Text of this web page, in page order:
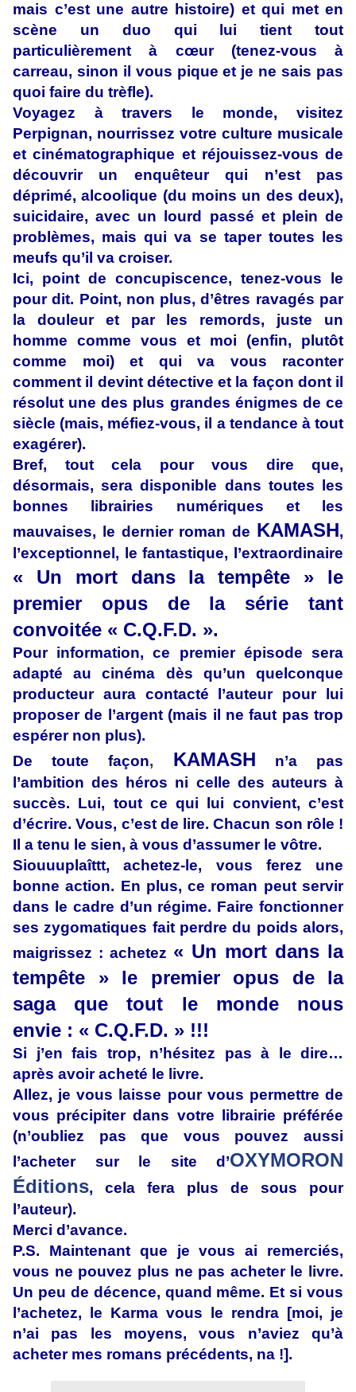
mais c’est une autre histoire) et qui met en
scène un duo qui lui tient tout
particulièrement à cœur (tenez-vous à
carreau, sinon il vous pique et je ne sais pas
quoi faire du trèfle).
Voyagez à travers le monde, visitez
Perpignan, nourrissez votre culture musicale
et cinématographique et réjouissez-vous de
découvrir un enquêteur qui n’est pas
déprimé, alcoolique (du moins un des deux),
suicidaire, avec un lourd passé et plein de
problèmes, mais qui va se taper toutes les
meufs qu’il va croiser.
Ici, point de concupiscence, tenez-vous le
pour dit. Point, non plus, d’êtres ravagés par
la douleur et par les remords, juste un
homme comme vous et moi (enfin, plutôt
comme moi) et qui va vous raconter
comment il devint détective et la façon dont il
résolut une des plus grandes énigmes de ce
siècle (mais, méfiez-vous, il a tendance à tout
exagérer).
Bref, tout cela pour vous dire que,
désormais, sera disponible dans toutes les
bonnes librairies numériques et les
mauvaises, le dernier roman de KAMASH,
l’exceptionnel, le fantastique, l’extraordinaire
« Un mort dans la tempête » le
premier opus de la série tant
convoitée « C.Q.F.D. ».
Pour information, ce premier épisode sera
adapté au cinéma dès qu’un quelconque
producteur aura contacté l’auteur pour lui
proposer de l’argent (mais il ne faut pas trop
espérer non plus).
De toute façon, KAMASH n’a pas
l’ambition des héros ni celle des auteurs à
succès. Lui, tout ce qui lui convient, c’est
d’écrire. Vous, c’est de lire. Chacun son rôle !
Il a tenu le sien, à vous d’assumer le vôtre.
Siouuuplaîttt, achetez-le, vous ferez une
bonne action. En plus, ce roman peut servir
dans le cadre d’un régime. Faire fonctionner
ses zygomatiques fait perdre du poids alors,
maigrissez : achetez « Un mort dans la
tempête » le premier opus de la
saga que tout le monde nous
envie : « C.Q.F.D. » !!!
Si j’en fais trop, n’hésitez pas à le dire…
après avoir acheté le livre.
Allez, je vous laisse pour vous permettre de
vous précipiter dans votre librairie préférée
(n’oubliez pas que vous pouvez aussi
l’acheter sur le site d’OXYMORON
Éditions, cela fera plus de sous pour
l’auteur).
Merci d’avance.
P.S. Maintenant que je vous ai remerciés,
vous ne pouvez plus ne pas acheter le livre.
Un peu de décence, quand même. Et si vous
l’achetez, le Karma vous le rendra [moi, je
n’ai pas les moyens, vous n’aviez qu’à
acheter mes romans précédents, na !].